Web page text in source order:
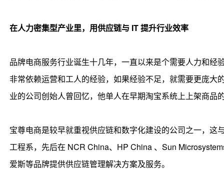
在人力密集型产业里，用供应链与 IT 提升行业效率
品牌电商服务行业诞生十几年，一直以来是个需要人力和
非常依赖运营和工人的经验，如果经验不足，就需要更庞
业的公司创始人曾回忆，他单人在早期淘宝系统上上架商
宝尊电商是较早就重视供应链和数字化建设的公司之一，
工程系，先后在 NCR China、HP China 、Sun
爱斯等品牌提供供应链管理解决方案及服务。